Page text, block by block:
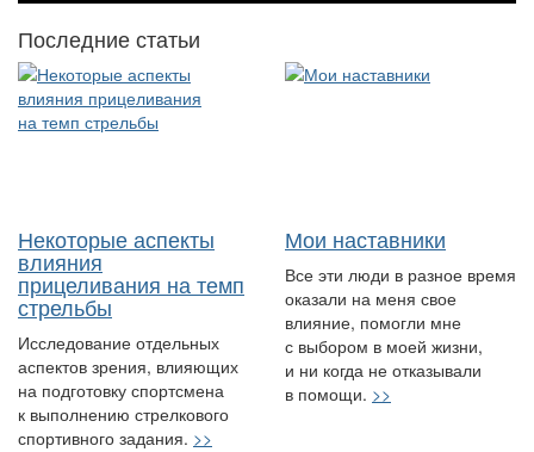
Последние статьи
Некоторые аспекты
влияния
прицеливания на темп
стрельбы
Исследование отдельных
аспектов зрения, влияющих
на подготовку спортсмена
к выполнению стрелкового
спортивного задания. >>
Мои наставники
Все эти люди в разное время
оказали на меня свое
влияние, помогли мне
с выбором в моей жизни,
и ни когда не отказывали
в помощи. >>